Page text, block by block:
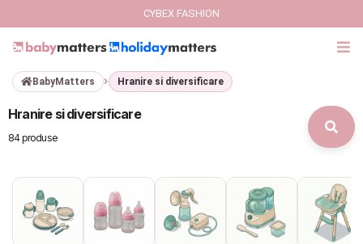
GIFT CARD
Branduri
CYBEX FASHION
BabyMatters Hranire si diversificare
Hranire si diversificare
84 produse